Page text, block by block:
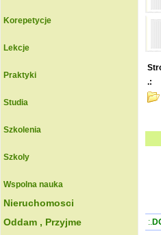
Korepetycje
Lekcje
Praktyki
Studia
Szkolenia
Szkoly
Wspolna nauka
Nieruchomosci
Oddam , Przyjme
.:
:.